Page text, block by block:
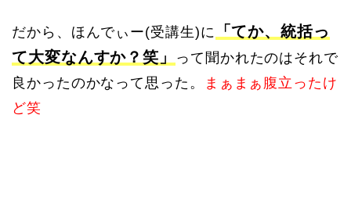
だから、ほんでぃー(受講生)に
「てか、統括っ
て大変なんすか？笑」
って聞かれたのはそれで
良かったのかなって思った。
まぁまぁ腹立ったけ
ど笑